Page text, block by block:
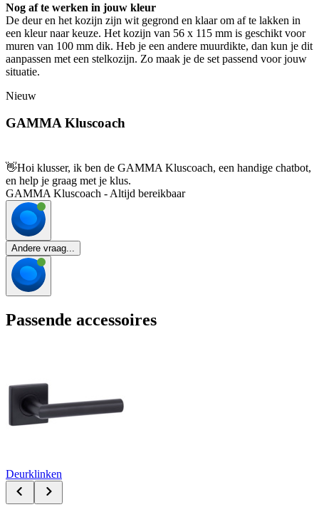
Nog af te werken in jouw kleur
De deur en het kozijn zijn wit gegrond en klaar om af te lakken in
een kleur naar keuze. Het kozijn van 56 x 115 mm is geschikt voor
muren van 100 mm dik. Heb je een andere muurdikte, dan kun je dit
aanpassen met een stelkozijn. Zo maak je de set passend voor jouw
situatie.
Nieuw
GAMMA Kluscoach
👋Hoi klusser, ik ben de GAMMA Kluscoach, een handige chatbot,
en help je graag met je klus.
GAMMA Kluscoach - Altijd bereikbaar
Andere vraag...
Passende accessoires
Deurklinken